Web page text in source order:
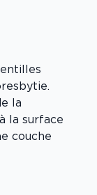
la
la surface
couche